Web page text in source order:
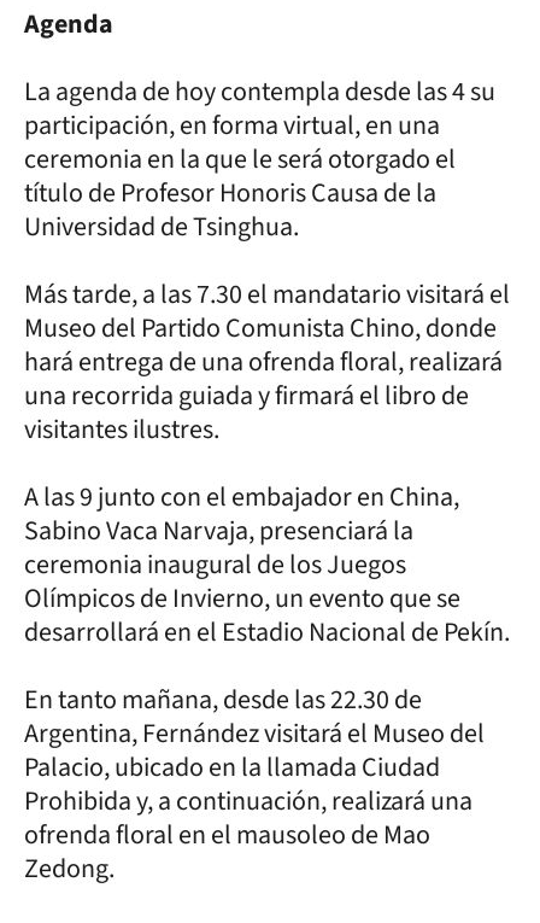
Agenda
La agenda de hoy contempla desde las 4 su
participación, en forma virtual, en una
ceremonia en la que le será otorgado el
título de Profesor Honoris Causa de la
Universidad de Tsinghua.
Más tarde, a las 7.30 el mandatario visitará el
Museo del Partido Comunista Chino, donde
hará entrega de una ofrenda floral, realizará
una recorrida guiada y firmará el libro de
visitantes ilustres.
A las 9 junto con el embajador en China,
Sabino Vaca Narvaja, presenciará la
ceremonia inaugural de los Juegos
Olímpicos de Invierno, un evento que se
desarrollará en el Estadio Nacional de Pekín.
En tanto mañana, desde las 22.30 de
Argentina, Fernández visitará el Museo del
Palacio, ubicado en la llamada Ciudad
Prohibida y, a continuación, realizará una
ofrenda floral en el mausoleo de Mao
Zedong.